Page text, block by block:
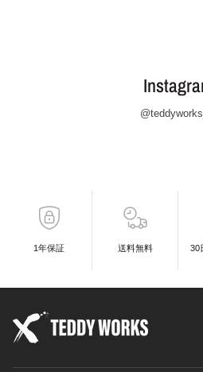
1年保証 送料無料 30